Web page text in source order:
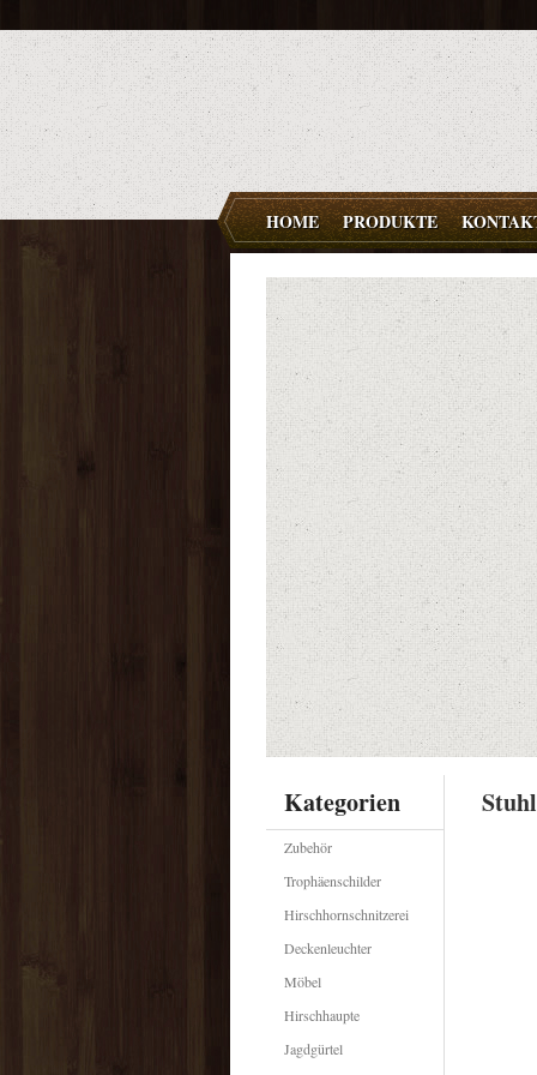
HOME PRODUKTE
Kategorien
Zubehör
Trophäenschilder
Hirschhornschnitzerei
Deckenleuchter
Möbel
Hirschhaupte
Jagdgürtel